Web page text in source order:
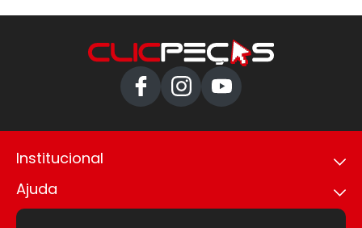
Institucional
Política de privacidade
Trabalhe conosco
Ajuda
Como comprar